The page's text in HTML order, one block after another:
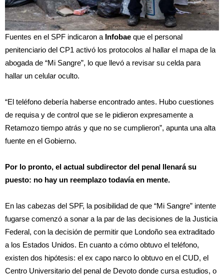
Fuentes en el SPF indicaron a Infobae que el personal
penitenciario del CP1 activó los protocolos al hallar el mapa de la
abogada de “Mi Sangre”, lo que llevó a revisar su celda para
hallar un celular oculto.
“El teléfono debería haberse encontrado antes. Hubo cuestiones
de requisa y de control que se le pidieron expresamente a
Retamozo tiempo atrás y que no se cumplieron”, apunta una alta
fuente en el Gobierno.
Por lo pronto, el actual subdirector del penal llenará su
puesto: no hay un reemplazo todavía en mente.
En las cabezas del SPF, la posibilidad de que “Mi Sangre” intente
fugarse comenzó a sonar a la par de las decisiones de la Justicia
Federal, con la decisión de permitir que Londoño sea extraditado
a los Estados Unidos. En cuanto a cómo obtuvo el teléfono,
existen dos hipótesis: el ex capo narco lo obtuvo en el CUD, el
Centro Universitario del penal de Devoto donde cursa estudios, o